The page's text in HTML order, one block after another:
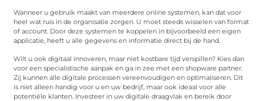
Wanneer u gebruik maakt van meerdere online systemen, kan dat voor
heel wat ruis in de organisatie zorgen. U moet steeds wisselen van format
of account. Door deze systemen te koppelen in bijvoorbeeld een eigen
applicatie, heeft u alle gegevens en informatie direct bij de hand.
Wilt u ook digitaal innoveren, maar niet kostbare tijd verspillen? Kies dan
voor een specialistische aanpak en ga in zee met een shopware partner.
Zij kunnen alle digitale processen vereenvoudigen en optimaliseren. Dit
is niet alleen handig voor u en uw bedrijf, maar ook ideaal voor alle
potentiële klanten. Investeer in uw digitale draagvlak en bereik door